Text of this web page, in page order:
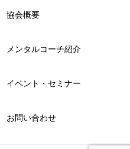
協会概要
メンタルコーチ紹介
イベント・セミナー
お問い合わせ